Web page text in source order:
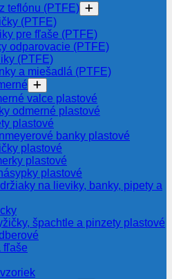
teflónu (PTFE)
(PTFE)
pre fľaše (PTFE)
odparovacie (PTFE)
(PTFE)
a miešadlá (PTFE)
valce plastové
odmerné plastové
plastové
banky plastové
plastové
plastové
plastové
na lieviky, banky, pipety a
špachtle a pinzety plastové
fľaše